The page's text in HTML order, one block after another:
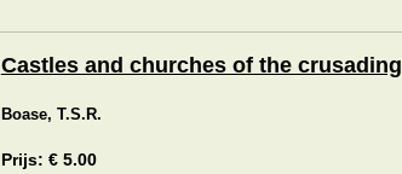
Castles and churches of the
Boase, T.S.R.
Prijs: € 5.00